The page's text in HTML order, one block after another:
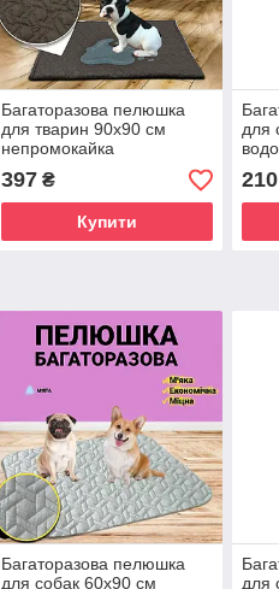
Багаторазова пелюшка
для тварин 90х90 см
непромокайка
397₴
Купити
для
210
Багаторазова пелюшка
для собак 60х90 см
для